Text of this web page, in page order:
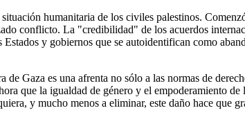
humanitaria de los civiles palestinos.
conflicto. La "credibilidad" de los acuerdos
y gobiernos que se autoidentifican como
Gaza es una afrenta no sólo a las normas de
que la igualdad de género y el empoderamiento
y mucho menos a eliminar, este daño hace que